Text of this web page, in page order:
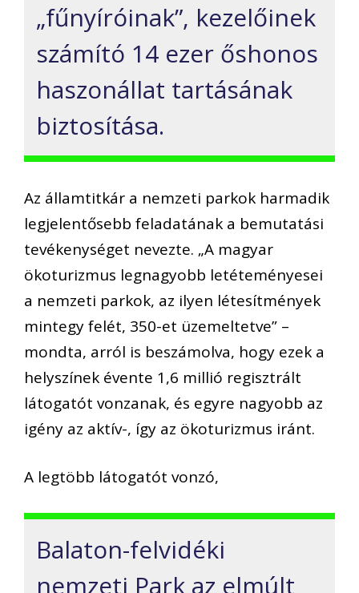
„fűnyíróinak”, kezelőinek
számító 14 ezer őshonos
haszonállat tartásának
biztosítása.
Az államtitkár a nemzeti parkok harmadik
legjelentősebb feladatának a bemutatási
tevékenységet nevezte. „A magyar
ökoturizmus legnagyobb letéteményesei
a nemzeti parkok, az ilyen létesítmények
mintegy felét, 350-et üzemeltetve” –
mondta, arról is beszámolva, hogy ezek a
helyszínek évente 1,6 millió regisztrált
látogatót vonzanak, és egyre nagyobb az
igény az aktív-, így az ökoturizmus iránt.
A legtöbb látogatót vonzó,
Balaton-felvidéki
nemzeti Park az elmúlt